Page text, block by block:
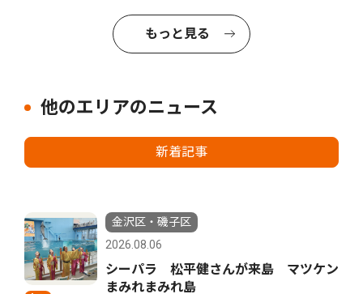
もっと見る
他のエリアのニュース
新着記事
金沢区・磯子区
2026.08.06
シーパラ 松平健さんが来島 マツケン
まみれまみれ島